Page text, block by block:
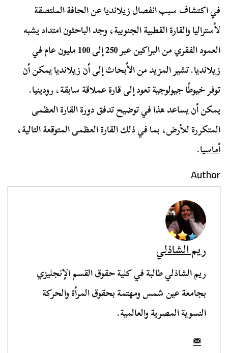
في اكتشاف سبب انفصال زيلانديا عن الحافة الملتصقة
لأستراليا والقارة القطبية الجنوبية، وجد الباحثون امتداد يشبه
العمود الفقري من البراكين عبر 250 إلى 100 مليون عام في
زيلانديا. تشير المزيد من الأبحاث إلى أن زيلانديا يمكن أن
توفر خيوطًا جيولوجية تعود إلى قارة عملاقة سابقة، رودينيا.
يمكن أن يساعد هذا في توضيح تدفق دورة القارة العظمى
المتكررة للأرض، بما في ذلك القارة العظمى المتوقعة التالية،
أماسيا.
Author
ريم الشاذلي
ريم الشاذلي طالبة في كلية حقوق القسم الإنجليزي
بجامعة عين شمس ومهتمة بحقوق المرأة والحركة
النسوية المصرية والعالمية.